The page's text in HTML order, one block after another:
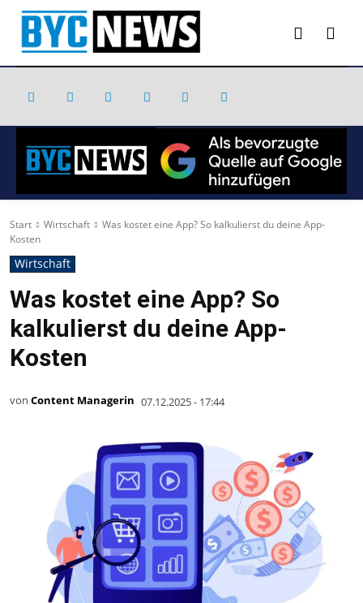
Start Wirtschaft
Was kostet eine App? So kalkulierst du deine App-
Kosten
Wirtschaft
Was kostet eine App? So
kalkulierst du deine App-
Kosten
von Content Managerin 07.12.2025 - 17:44